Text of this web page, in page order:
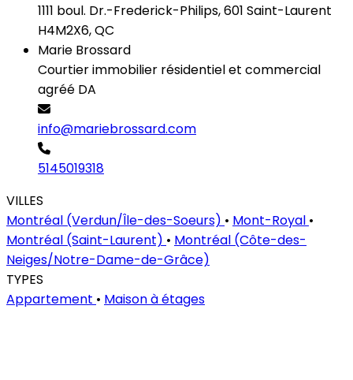
1111 boul. Dr.-Frederick-Philips, 601 Saint-Laurent
H4M2X6, QC
Marie Brossard
Courtier immobilier résidentiel et commercial
agréé DA
info@mariebrossard.com
5145019318
VILLES
Montréal (Verdun/Île-des-Soeurs) • Mont-Royal •
Montréal (Saint-Laurent) • Montréal (Côte-des-
Neiges/Notre-Dame-de-Grâce)
TYPES
Appartement • Maison à étages